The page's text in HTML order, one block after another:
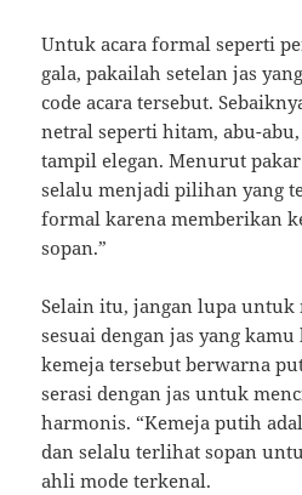
Untuk acara formal seperti
gala, pakailah setelan jas
code acara tersebut.
netral seperti hitam, abu-
tampil elegan. Menurut
selalu menjadi pilihan yang
formal karena memberikan
sopan.”
Selain itu, jangan lupa
sesuai dengan jas yang
kemeja tersebut berwarna
serasi dengan jas untuk
harmonis. “Kemeja putih
dan selalu terlihat sopan
ahli mode terkenal.